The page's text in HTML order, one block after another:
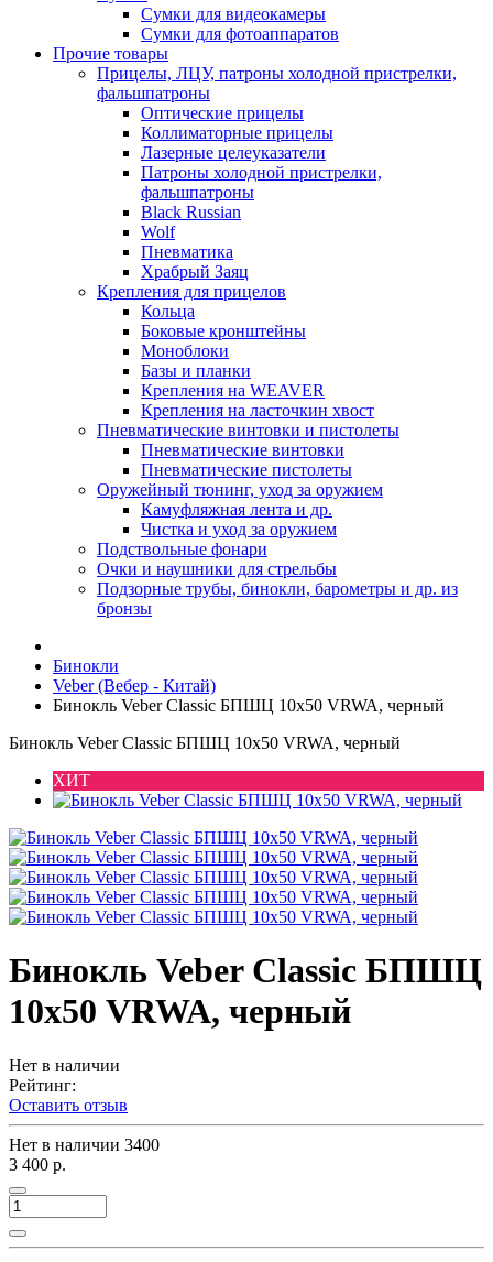
Сумки для видеокамеры
Сумки для фотоаппаратов
Прочие товары
Прицелы, ЛЦУ, патроны холодной пристрелки,
фальшпатроны
Оптические прицелы
Коллиматорные прицелы
Лазерные целеуказатели
Патроны холодной пристрелки,
фальшпатроны
Black Russian
Wolf
Пневматика
Храбрый Заяц
Крепления для прицелов
Кольца
Боковые кронштейны
Моноблоки
Базы и планки
Крепления на WEAVER
Крепления на ласточкин хвост
Пневматические винтовки и пистолеты
Пневматические винтовки
Пневматические пистолеты
Оружейный тюнинг, уход за оружием
Камуфляжная лента и др.
Чистка и уход за оружием
Подствольные фонари
Очки и наушники для стрельбы
Подзорные трубы, бинокли, барометры и др. из
бронзы
Бинокли
Veber (Вебер - Китай)
Бинокль Veber Classic БПШЦ 10х50 VRWA, черный
Бинокль Veber Classic БПШЦ 10х50 VRWA, черный
ХИТ
Бинокль Veber Classic БПШЦ
10х50 VRWA, черный
Нет в наличии
Рейтинг:
Оставить отзыв
Нет в наличии 3400
3 400 р.